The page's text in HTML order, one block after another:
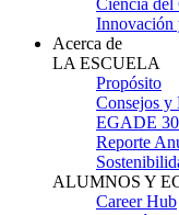
Ciencia del
Innovación
Acerca de
LA ESCUELA
Propósito
Consejos
EGADE 30
Reporte
ALUMNOS Y
Career Hub